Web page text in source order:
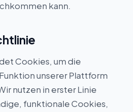
kann.
Cookies, um die
unserer Plattform
nutzen in erster Linie
funktionale Cookies,